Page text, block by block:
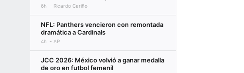
6h Ricardo Cariño
NFL: Panthers vencieron con remontada
dramática a Cardinals
4h AP
JCC 2026: México volvió a ganar medalla
de oro en futbol femenil